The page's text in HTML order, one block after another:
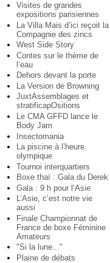
Visites de grandes
expositions parisiennes
La Villa Mais d’ici reçoit la
Compagnie des zincs
West Side Story
Contes sur le thème de
l’eau
Dehors devant la porte
La Version de Browning
JuxtAssemblages et
stratificapOsitions
Le CMA GFFD lance le
Body Jam
Insectomania
La piscine à l’heure
olympique
Tournoi interquartiers
Boxe thaï : Gala du Derek
Gala : 9 h pour l’Asie
L’Asie, c’est notre vie
aussi
Finale Championnat de
France de boxe Féminine
Amateurs
"Si la lune..."
Plaine de débats